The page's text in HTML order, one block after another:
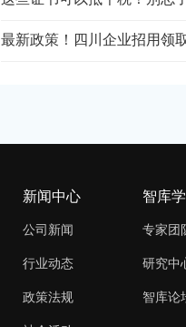
最新政策！四川企业招用领
新闻中心
公司新闻
行业动态
政策法规
智库
专家团
研究中
智库论